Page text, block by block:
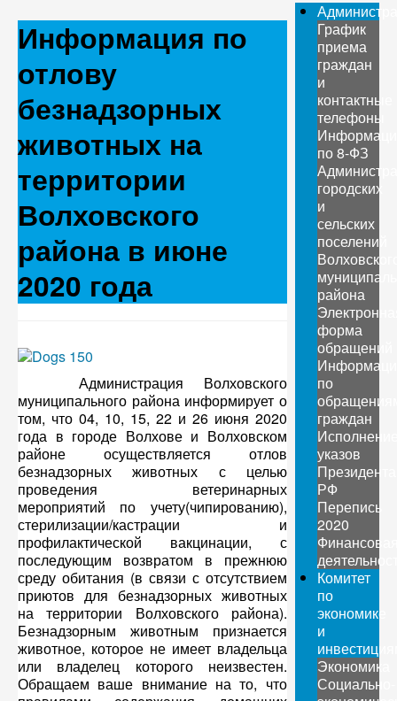
Информация по
отлову
безнадзорных
животных на
территории
Волховского
района в июне
2020 года
Администрация Волховского
муниципального района информирует о
том, что 04, 10, 15, 22 и 26 июня 2020
года в городе Волхове и Волховском
районе осуществляется отлов
безнадзорных животных с целью
проведения ветеринарных
мероприятий по учету(чипированию),
стерилизации/кастрации и
профилактической вакцинации, с
последующим возвратом в прежнюю
среду обитания (в связи с отсутствием
приютов для безнадзорных животных
на территории Волховского района).
Безнадзорным животным признается
животное, которое не имеет владельца
или владелец которого неизвестен.
Обращаем ваше внимание на то, что
График
приема
граждан
и
контактные
телефоны
по 8-ФЗ
городских
и
сельских
поселений
района
форма
обращений
по
граждан
указов
Президента
РФ
Перепись
2020
Комитет
по
экономике
и
Экономика
Социально-